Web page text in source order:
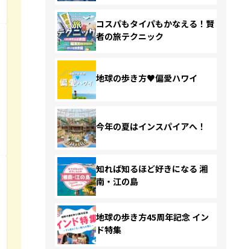
コスパもタイパもかなえる！賢
者の旅テクニック
地球の歩き方♥偏愛ハワイ
今年の夏はインスパイアへ！
知れば知るほど好きになる 湘
南・江の島
地球の歩き方45周年記念 イン
ド特集